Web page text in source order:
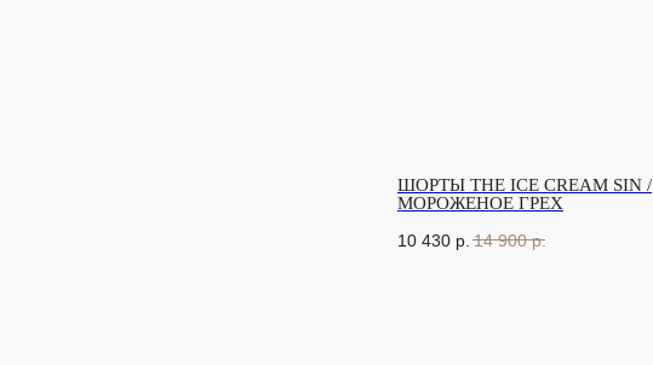
ШОРТЫ THE ICE CREAM SIN /
МОРОЖЕНОЕ ГРЕХ
10 430 р. 14 900 р.